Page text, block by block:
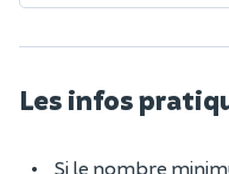
Les infos
Si le nombre